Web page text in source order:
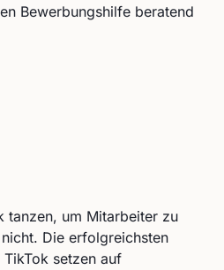
Bewerbungshilfe beratend
tanzen, um Mitarbeiter zu
Die erfolgreichsten
setzen auf